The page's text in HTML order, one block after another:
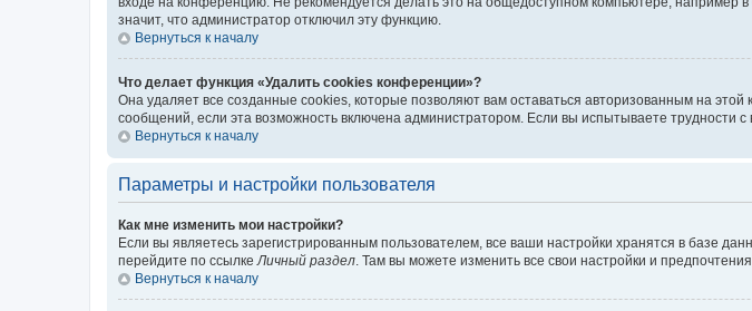
значит, что администратор отключил эту функцию.
Вернуться к началу
Что делает функция «Удалить cookies конференции»?
Она удаляет все созданные cookies, которые позволяют вам оставаться авторизованным на
сообщений, если эта возможность включена администратором. Если вы испытываете
Вернуться к началу
Параметры и настройки пользователя
Как мне изменить мои настройки?
Если вы являетесь зарегистрированным пользователем, все ваши настройки хранятся в базе
перейдите по ссылкеЛичный раздел. Там вы можете изменить все свои настройки и
Вернуться к началу